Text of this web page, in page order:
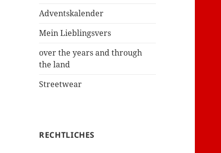
Adventskalender
Mein Lieblingsvers
over the years and through
the land
Streetwear
RECHTLICHES